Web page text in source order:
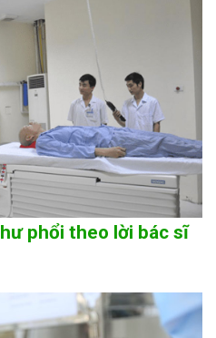
phổi theo lời bác sĩ